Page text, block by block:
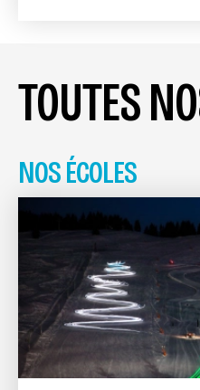
TOUTES
NOS ÉCOLES